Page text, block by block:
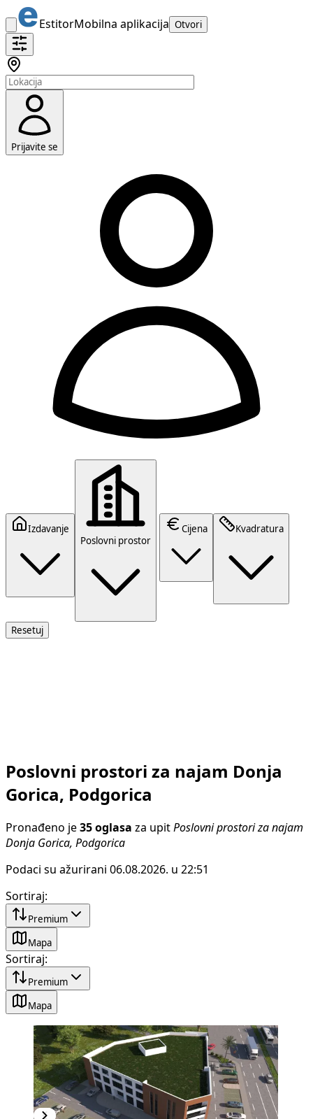
EstitorMobilna aplikacija Otvori
Prijavite se
Izdavanje
Poslovni prostor
Cijena Kvadratura
Resetuj
Poslovni prostori za najam Donja
Gorica, Podgorica
Pronađeno je 35 oglasa za upit Poslovni prostori za najam
Donja Gorica, Podgorica
Podaci su ažurirani 06.08.2026. u 22:51
Sortiraj:
Premium
Mapa
Sortiraj:
Premium
Mapa